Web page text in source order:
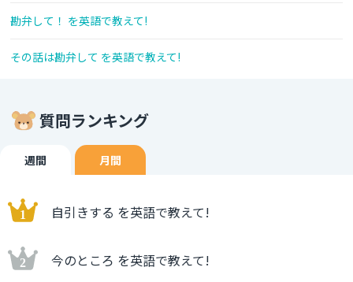
勘弁して！ を英語で教えて!
その話は勘弁して を英語で教えて!
質問ランキング
週間 月間
自引きする を英語で教えて!
今のところ を英語で教えて!